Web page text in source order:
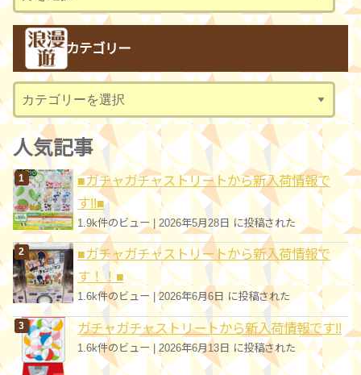
ー
イ
ブ
カテゴリー
テ
ゴ
リ
ー
人気記事
■ガチャガチャストリートから新入荷情報で
す!!■
1.9k件のビュー 2026年5月28日 に投稿された
■ガチャガチャストリートから新入荷情報で
す！！■
1.6k件のビュー|2026年6月6日 に投稿された
ガチャガチャストリートから新入荷情報です!!
1.6k件のビュー | 2026年6月13日 に投稿された